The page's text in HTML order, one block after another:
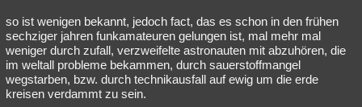
so ist wenigen bekannt, jedoch fact, das es schon in den frühen
sechziger jahren funkamateuren gelungen ist, mal mehr mal
weniger durch zufall, verzweifelte astronauten mit abzuhören, die
im weltall probleme bekammen, durch sauerstoffmangel
wegstarben, bzw. durch technikausfall auf ewig um die erde
kreisen verdammt zu sein.